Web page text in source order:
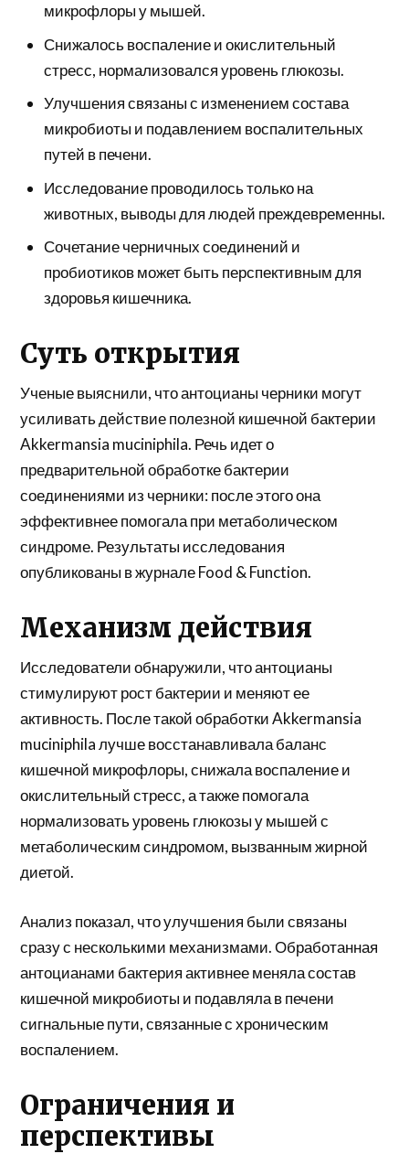
микрофлоры у мышей.
Снижалось воспаление и окислительный
стресс, нормализовался уровень глюкозы.
Улучшения связаны с изменением состава
микробиоты и подавлением воспалительных
путей в печени.
Исследование проводилось только на
животных, выводы для людей преждевременны.
Сочетание черничных соединений и
пробиотиков может быть перспективным для
здоровья кишечника.
Суть открытия
Ученые выяснили, что антоцианы черники могут
усиливать действие полезной кишечной бактерии
Akkermansia muciniphila. Речь идет о
предварительной обработке бактерии
соединениями из черники: после этого она
эффективнее помогала при метаболическом
синдроме. Результаты исследования
опубликованы в журнале Food & Function.
Механизм действия
Исследователи обнаружили, что антоцианы
стимулируют рост бактерии и меняют ее
активность. После такой обработки Akkermansia
muciniphila лучше восстанавливала баланс
кишечной микрофлоры, снижала воспаление и
окислительный стресс, а также помогала
нормализовать уровень глюкозы у мышей с
метаболическим синдромом, вызванным жирной
диетой.
Анализ показал, что улучшения были связаны
сразу с несколькими механизмами. Обработанная
антоцианами бактерия активнее меняла состав
кишечной микробиоты и подавляла в печени
сигнальные пути, связанные с хроническим
воспалением.
Ограничения и
перспективы